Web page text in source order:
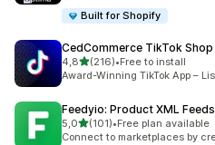
Built for Shopify
CedCommerce TikTok Shop
4,8na 5 gwiazdek
(216)
Łączna liczba recenzji: 216
•Free to install
Award-Winning TikTok App –
Feedyio: Product XML Feeds
5,0na 5 gwiazdek
(101)
Łączna liczba recenzji: 101
•Free plan available
Connect to marketplaces by